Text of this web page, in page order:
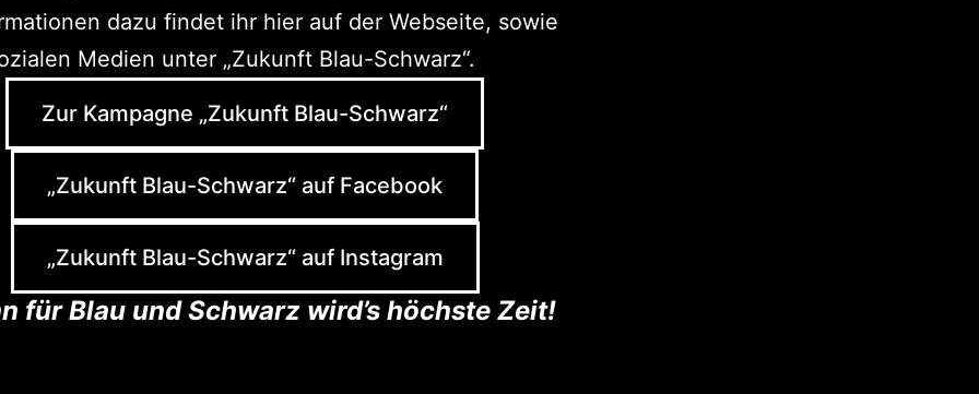
dazu findet ihr hier auf der Webseite, sowie
Medien unter „Zukunft Blau-Schwarz“.
Zur Kampagne „Zukunft Blau-Schwarz“
„Zukunft Blau-Schwarz“ auf Facebook
„Zukunft Blau-Schwarz“ auf Instagram
für Blau und Schwarz wird’s höchste Zeit!